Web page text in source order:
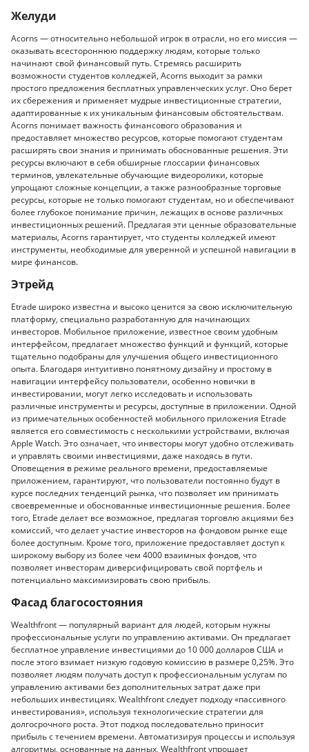
Желуди
Acorns — относительно небольшой игрок в отрасли, но его миссия —
оказывать всестороннюю поддержку людям, которые только
начинают свой финансовый путь. Стремясь расширить
возможности студентов колледжей, Acorns выходит за рамки
простого предложения бесплатных управленческих услуг. Оно берет
их сбережения и применяет мудрые инвестиционные стратегии,
адаптированные к их уникальным финансовым обстоятельствам.
Acorns понимает важность финансового образования и
предоставляет множество ресурсов, которые помогают студентам
расширять свои знания и принимать обоснованные решения. Эти
ресурсы включают в себя обширные глоссарии финансовых
терминов, увлекательные обучающие видеоролики, которые
упрощают сложные концепции, а также разнообразные торговые
ресурсы, которые не только помогают студентам, но и обеспечивают
более глубокое понимание причин, лежащих в основе различных
инвестиционных решений. Предлагая эти ценные образовательные
материалы, Acorns гарантирует, что студенты колледжей имеют
инструменты, необходимые для уверенной и успешной навигации в
мире финансов.
Этрейд
Etrade широко известна и высоко ценится за свою исключительную
платформу, специально разработанную для начинающих
инвесторов. Мобильное приложение, известное своим удобным
интерфейсом, предлагает множество функций и функций, которые
тщательно подобраны для улучшения общего инвестиционного
опыта. Благодаря интуитивно понятному дизайну и простому в
навигации интерфейсу пользователи, особенно новички в
инвестировании, могут легко исследовать и использовать
различные инструменты и ресурсы, доступные в приложении. Одной
из примечательных особенностей мобильного приложения Etrade
является его совместимость с несколькими устройствами, включая
Apple Watch. Это означает, что инвесторы могут удобно отслеживать
и управлять своими инвестициями, даже находясь в пути.
Оповещения в режиме реального времени, предоставляемые
приложением, гарантируют, что пользователи постоянно будут в
курсе последних тенденций рынка, что позволяет им принимать
своевременные и обоснованные инвестиционные решения. Более
того, Etrade делает все возможное, предлагая торговлю акциями без
комиссий, что делает участие инвесторов на фондовом рынке еще
более доступным. Кроме того, приложение предоставляет доступ к
широкому выбору из более чем 4000 взаимных фондов, что
позволяет инвесторам диверсифицировать свой портфель и
потенциально максимизировать свою прибыль.
Фасад благосостояния
Wealthfront — популярный вариант для людей, которым нужны
профессиональные услуги по управлению активами. Он предлагает
бесплатное управление инвестициями до 10 000 долларов США и
после этого взимает низкую годовую комиссию в размере 0,25%. Это
позволяет людям получать доступ к профессиональным услугам по
управлению активами без дополнительных затрат даже при
небольших инвестициях. Wealthfront следует подходу «пассивного
инвестирования», используя технологические стратегии для
долгосрочного роста. Этот подход последовательно приносит
прибыль с течением времени. Автоматизируя процессы и используя
алгоритмы, основанные на данных, Wealthfront упрощает